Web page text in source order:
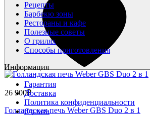
26 900₽
Голландская печь Weber GBS Duo 2 в 1
Рецепты
Барбекю зоны
Рестораны и кафе
Полезные советы
О грилях
Способы приготовления
Информация
Гарантия
Доставка
Политика конфиденциальности
Оплата